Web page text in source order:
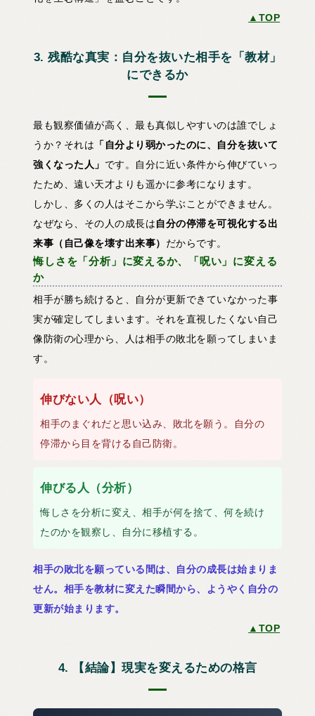
▲TOP
3. 残酷な真実：自分を抜いた相手を「教材」
にできるか
最も観察価値が高く、最も真似しやすいのは誰でしょ
うか？それは 「自分より弱かったのに、自分を抜いて
強くなった人」 です。自分に近い条件から伸びていっ
たため、遠い天才よりも遥かに参考になります。
しかし、多くの人はそこから学ぶことができません。
なぜなら、その人の成長は自分の停滞を可視化する出
来事（自己像を壊す出来事） だからです。
悔しさを「分析」に変えるか、「呪い」に変える
か
相手が勝ち続けると、自分が更新できていなかった事
実が確定してしまいます。それを直視したくない自己
像防衛の心理から、人は相手の敗北を願ってしまいま
す。
伸びない人（呪い）
相手のまぐれだと思い込み、敗北を願う。自分の
停滞から目を背ける自己防衛。
伸びる人（分析）
悔しさを分析に変え、相手が何を捨て、何を続け
たのかを観察し、自分に移植する。
相手の敗北を願っている間は、自分の成長は始まりま
せん。相手を教材に変えた瞬間から、ようやく自分の
更新が始まります。
▲TOP
4. 【結論】現実を変えるための格言